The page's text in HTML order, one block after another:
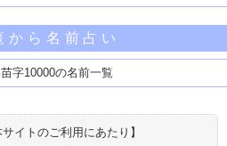
から名前占い
字10000の名前一覧
イトのご利用にあたり】